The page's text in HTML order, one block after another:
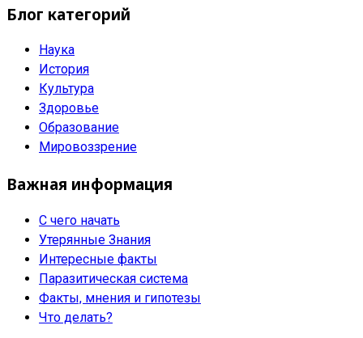
Блог категорий
Наука
История
Культура
Здоровье
Образование
Мировоззрение
Важная информация
С чего начать
Утерянные Знания
Интересные факты
Паразитическая система
Факты, мнения и гипотезы
Что делать?